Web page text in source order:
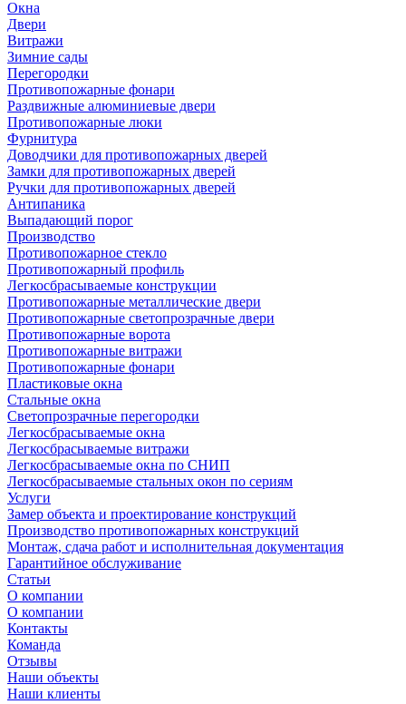
Окна
Двери
Витражи
Зимние сады
Перегородки
Противопожарные фонари
Раздвижные алюминиевые двери
Противопожарные люки
Фурнитура
Доводчики для противопожарных дверей
Замки для противопожарных дверей
Ручки для противопожарных дверей
Антипаника
Выпадающий порог
Производство
Противопожарное стекло
Противопожарный профиль
Легкосбрасываемые конструкции
Противопожарные металлические двери
Противопожарные светопрозрачные двери
Противопожарные ворота
Противопожарные витражи
Противопожарные фонари
Пластиковые окна
Стальные окна
Светопрозрачные перегородки
Легкосбрасываемые окна
Легкосбрасываемые витражи
Легкосбрасываемые окна по СНИП
Легкосбрасываемые стальных окон по сериям
Услуги
Замер объекта и проектирование конструкций
Производство противопожарных конструкций
Монтаж, сдача работ и исполнительная документация
Гарантийное обслуживание
Статьи
О компании
О компании
Контакты
Команда
Отзывы
Наши объекты
Наши клиенты